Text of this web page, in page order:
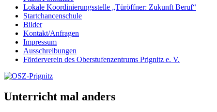
Lokale Koordinierungsstelle „Türöffner: Zukunft Beruf“
Startchancenschule
Bilder
Kontakt/Anfragen
Impressum
Ausschreibungen
Förderverein des Oberstufenzentrums Prignitz e. V.
Unterricht mal anders